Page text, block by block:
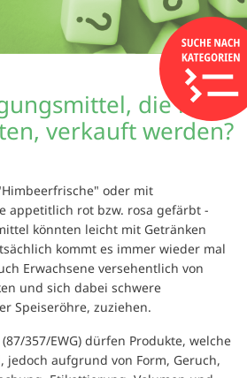
die nach
verkauft werden?
oder mit
appetitlich rot bzw. rosa gefärbt -
könnten leicht mit Getränken
kommt es immer wieder mal
Erwachsene versehentlich von
und sich dabei schwere
Speiseröhre, zuziehen.
357/EWG) dürfen Produkte, welche
jedoch aufgrund von Form, Geruch,